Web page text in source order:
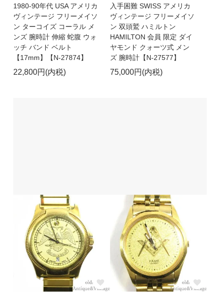
1980-90年代 USA アメリカ
ヴィンテージ フリーメイソ
ン ターコイズ コーラル メ
ンズ 腕時計 伸縮 蛇腹 ウォ
ッチ バンド ベルト
【17mm】【N-27874】
22,800円(内税)
入手困難 SWISS アメリカ
ヴィンテージ フリーメイソ
ン 双頭鷲 ハミルトン
HAMILTON 会員 限定 ダイ
ヤモンド クォーツ式 メン
ズ 腕時計【N-27577】
75,000円(内税)